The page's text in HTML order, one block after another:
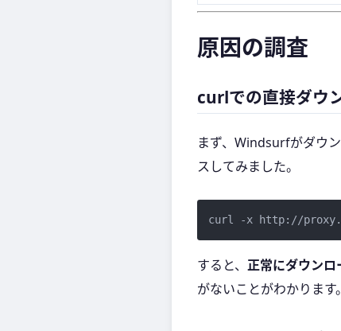
原因の調査
curlでの直接ダウ
まず、Windsurfがダウ
スしてみました。
すると、 正常にダウンロ
がないことがわかります。